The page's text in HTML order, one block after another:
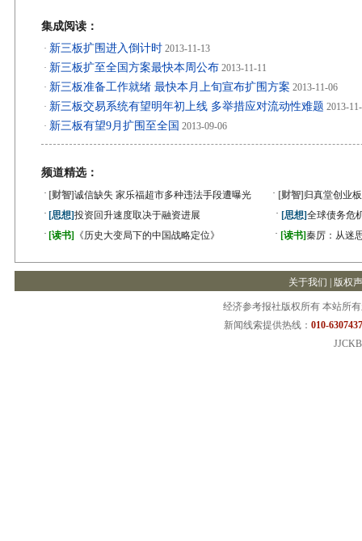
集成阅读：
· 新三板扩围进入倒计时 2013-11-13
· 新三板扩至全国方案最快本周公布 2013-11-11
· 新三板准备工作就绪 最快本月上旬宣布扩围方案 2013-11-06
· 新三板交易系统有望明年初上线 多举措应对流动性难题 2013-
· 新三板有望9月扩围至全国 2013-09-06
频道精选：
· [财智]诚信缺失 家乐福超市多种违法手段遭曝光 · [财智] 归真堂创业
· [思想]投资回升速度取决于融资进展 · [思想]全球债务危
· [读书] 《历史大变局下的中国战略定位》 · [读书]秦厉：从迷
关于我们 版权
经济参考报社版权所有 本站所
新闻线索提供热线： 010-